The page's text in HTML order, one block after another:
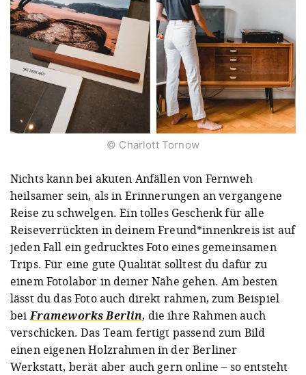
© Charlott Tornow
Nichts kann bei akuten Anfällen von Fernweh
heilsamer sein, als in Erinnerungen an vergangene
Reise zu schwelgen. Ein tolles Geschenk für alle
Reiseverrückten in deinem Freund*innenkreis ist auf
jeden Fall ein gedrucktes Foto eines gemeinsamen
Trips. Für eine gute Qualität solltest du dafür zu
einem Fotolabor in deiner Nähe gehen. Am besten
lässt du das Foto auch direkt rahmen, zum Beispiel
beiFrameworks Berlin, die ihre Rahmen auch
verschicken. Das Team fertigt passend zum Bild
einen eigenen Holzrahmen in der Berliner
Werkstatt, berät aber auch gern online – so entsteht